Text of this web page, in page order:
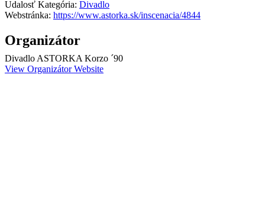
Udalosť Kategória: Divadlo
Webstránka: https://www.astorka.sk/inscenacia/4844
Organizátor
Divadlo ASTORKA Korzo ´90
View Organizátor Website